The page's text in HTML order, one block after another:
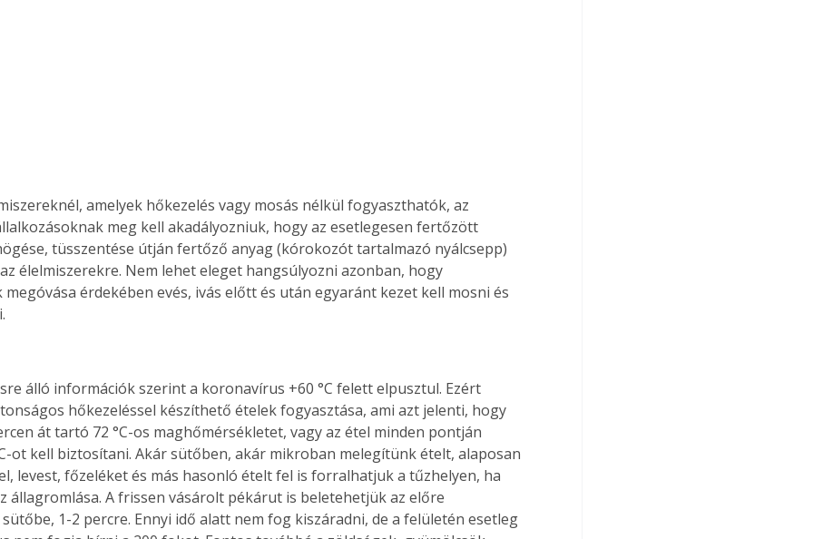
amelyek hőkezelés vagy mosás nélkül fogyaszthatók, az
meg kell akadályozniuk, hogy az esetlegesen fertőzött
tüsszentése útján fertőző anyag (kórokozót tartalmazó nyálcsepp)
élelmiszerekre. Nem lehet eleget hangsúlyozni azonban, hogy
megóvása érdekében evés, ivás előtt és után egyaránt kezet kell mosni és
álló információk szerint a koronavírus +60 °C felett elpusztul. Ezért
hőkezeléssel készíthető ételek fogyasztása, ami azt jelenti, hogy
át tartó 72 °C-os maghőmérsékletet, vagy az étel minden pontján
ot kell biztosítani. Akár sütőben, akár mikroban melegítünk ételt, alaposan
levest, főzeléket és más hasonló ételt fel is forralhatjuk a tűzhelyen, ha
állagromlása. A frissen vásárolt pékárut is beletehetjük az előre
1-2 percre. Ennyi idő alatt nem fog kiszáradni, de a felületén esetleg